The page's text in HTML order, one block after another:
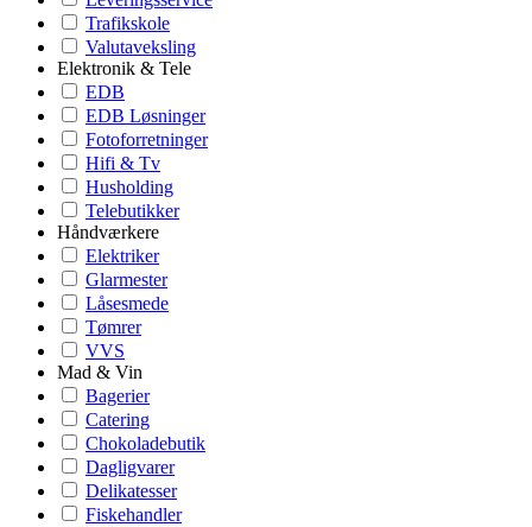
Trafikskole
Valutaveksling
Elektronik & Tele
EDB
EDB Løsninger
Fotoforretninger
Hifi & Tv
Husholding
Telebutikker
Håndværkere
Elektriker
Glarmester
Låsesmede
Tømrer
VVS
Mad & Vin
Bagerier
Catering
Chokoladebutik
Dagligvarer
Delikatesser
Fiskehandler